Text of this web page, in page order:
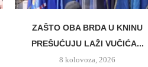
ZAŠTO OBA BRDA U KNINU
PREŠUĆUJU LAŽI VUČIĆA...
8 kolovoza, 2026